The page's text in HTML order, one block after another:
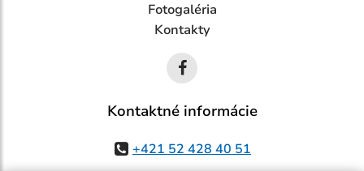
Fotogaléria
Kontakty
Kontaktné informácie
+421 52 428 40 51